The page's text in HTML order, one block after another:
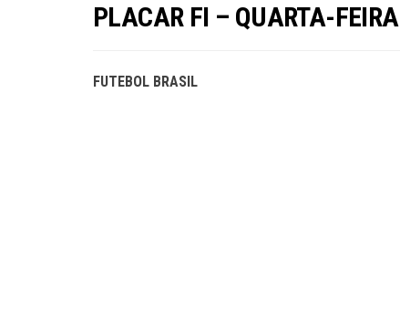
PLACAR FI – QUARTA-FEIRA
FUTEBOL BRASIL